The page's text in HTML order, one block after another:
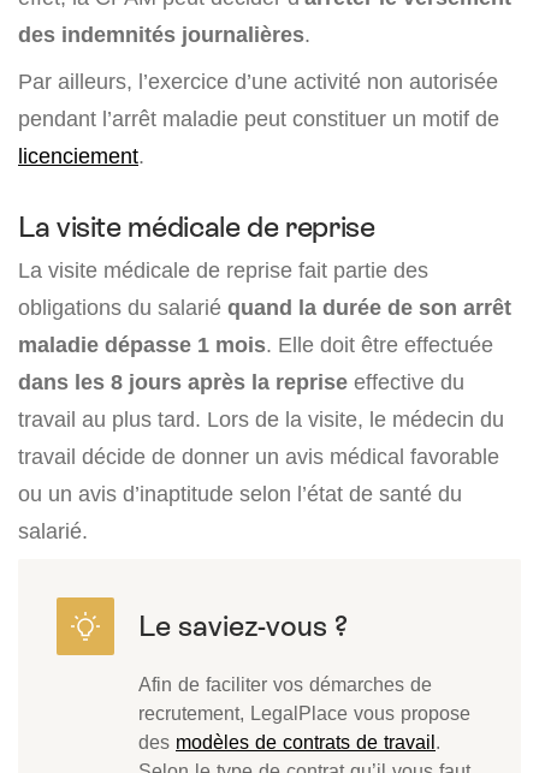
des indemnités journalières.
Par ailleurs, l’exercice d’une activité non autorisée
pendant l’arrêt maladie peut constituer un motif de
licenciement.
La visite médicale de reprise
La visite médicale de reprise fait partie des
obligations du salarié quand la durée de son arrêt
maladie dépasse 1 mois. Elle doit être effectuée
dans les 8 jours après la reprise effective du
travail au plus tard. Lors de la visite, le médecin du
travail décide de donner un avis médical favorable
ou un avis d’inaptitude selon l’état de santé du
salarié.
Afin de faciliter vos démarches de
recrutement, LegalPlace vous propose
des modèles de contrats de travail.